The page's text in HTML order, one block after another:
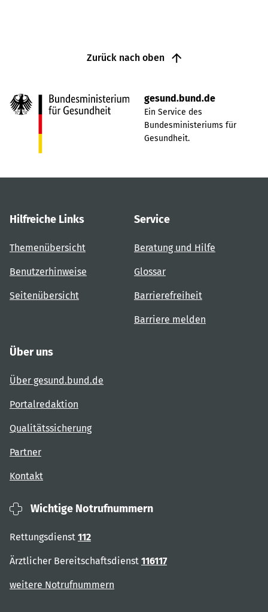
Zurück nach oben
gesund.bund.de
Ein Service des
Bundesministeriums für
Gesundheit.
Hilfreiche Links
Themenübersicht
Benutzerhinweise
Seitenübersicht
Service
Beratung und Hilfe
Glossar
Barrierefreiheit
Barriere melden
Über uns
Über gesund.bund.de
Portalredaktion
Qualitätssicherung
Partner
Kontakt
Wichtige Notrufnummern
Rettungsdienst 112
Ärztlicher Bereitschaftsdienst 116117
weitere Notrufnummern